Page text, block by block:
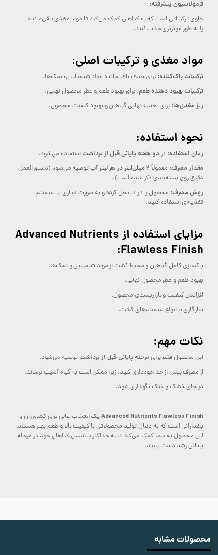
فرمولاسیون پیشرفته:
حاوی ترکیباتی است که به گیاهان کمک می‌کند تا مواد مغذی باقی‌مانده
را به طور موثرتری جذب کنند.
مواد مغذی و ترکیبات اصلی:
ترکیبات پاک‌کننده: برای حذف باقی‌مانده مواد شیمیایی و نمک‌ها.
ترکیبات بهبود دهنده طعم: برای بهبود طعم و عطر محصول نهایی.
ریز مغذی‌ها: برای تغذیه نهایی گیاهان و بهبود کیفیت محصول.
نحوه استفاده:
زمان استفاده: دردو هفته پایانی قبل از برداشتاستفاده می‌شود.
مقدار مصرف: معمولاً ۲ میلی‌لیتر در هر لیتر آب
توصیه می‌شود (دستورالعمل
دقیق روی بسته‌بندی ذکر شده است).
روش مصرف: محصول را در آب حل کرده و به صورت آبیاری یا سیستم
تغذیه‌ای استفاده کنید.
مزایای استفاده از Advanced Nutrients
Flawless Finish:
پاکسازی کامل گیاهان و محیط کشت از مواد شیمیایی و نمک‌ها.
بهبود طعم و عطر محصول نهایی.
افزایش کیفیت و بازارپسندی محصول.
سازگاری با انواع سیستم‌های کشت.
نکات مهم:
این محصول فقط برای مرحله پایانی قبل از برداشتتوصیه می‌شود.
از مصرف بیش از حد خودداری کنید، زیرا ممکن است به گیاه آسیب برساند.
در جای خشک و خنک نگهداری شود.
Advanced Nutrients Flawless Finishیک انتخاب عالی برای کشاورزان و
باغدارانی است که به دنبال تولید محصولاتی با کیفیت بالا و طعم بهتر هستند.
این محصول به شما کمک می‌کند تا به حداکثر پتانسیل گیاهان خود در مرحله
پایانی رشد دست یابید.
محصولات مشابه